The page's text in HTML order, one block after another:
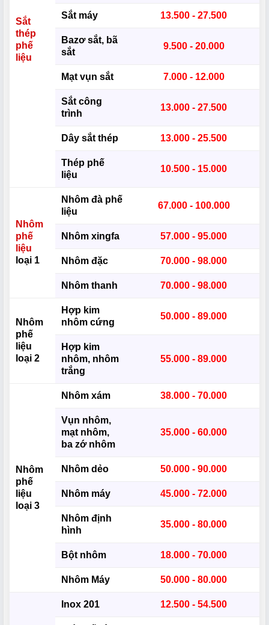
Sắt
thép
phế
liệu
Sắt máy 13.500 - 27.500
Bazơ sắt, bã
sắt
9.500 - 20.000
Mạt vụn sắt 7.000 - 12.000
Sắt công
trình
13.000 - 27.500
Dây sắt thép 13.000 - 25.500
Thép phế
liệu
10.500 - 15.000
Nhôm
phế
liệu
loại 1
Nhôm đà phế
liệu
67.000 - 100.000
Nhôm xingfa 57.000 - 95.000
Nhôm đặc 70.000 - 98.000
Nhôm thanh 70.000 - 98.000
Nhôm
phế
liệu
loại 2
Hợp kim
nhôm cứng
50.000 - 89.000
Hợp kim
nhôm, nhôm
trắng
55.000 - 89.000
Nhôm
phế
liệu
loại 3
Nhôm xám 38.000 - 70.000
Vụn nhôm,
mạt nhôm,
ba zớ nhôm
35.000 - 60.000
Nhôm dẻo 50.000 - 90.000
Nhôm máy 45.000 - 72.000
Nhôm định
hình
35.000 - 80.000
Bột nhôm 18.000 - 70.000
Nhôm Máy 50.000 - 80.000
Inox 201 12.500 - 54.500